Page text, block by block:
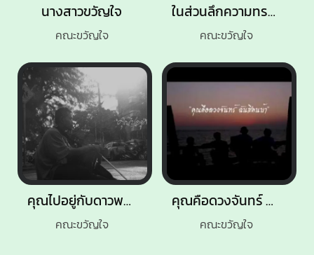
ในส่วนลึกความทรงจำ
คณะขวัญใจ
นางสาวขวัญใจ
คณะขวัญใจ
คุณไปอยู่กับดาวพลูโตแล้ว
คณะขวัญใจ
คุณคือดวงจันทร์ ฉันสิคนบ้า
คณะขวัญใจ